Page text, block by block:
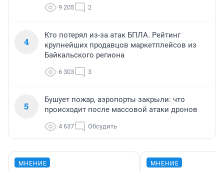
9 205 2
4
Кто потерял из-за атак БПЛА. Рейтинг
крупнейших продавцов маркетплейсов из
Байкальского региона
6 303 3
5
Бушует пожар, аэропорты закрыли: что
происходит после массовой атаки дронов
4 637 Обсудить
МНЕНИЕ МНЕНИЕ